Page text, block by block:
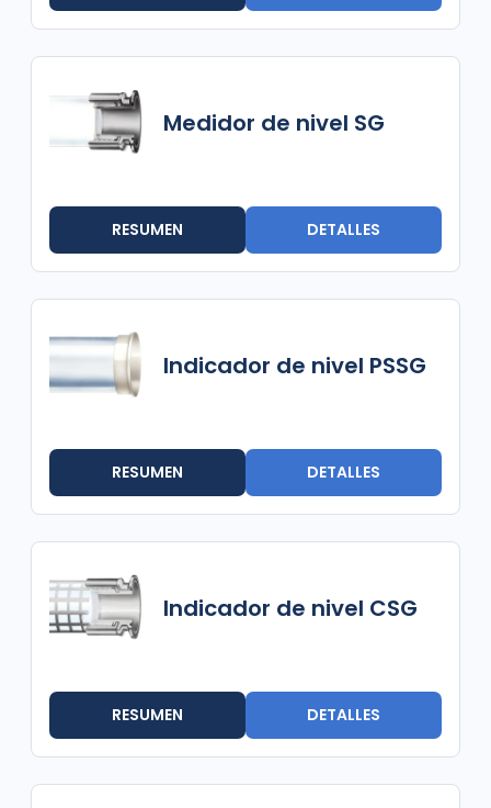
Medidor de nivel SG
RESUMEN DETALLES
Indicador de nivel PSSG
RESUMEN DETALLES
Indicador de nivel CSG
RESUMEN DETALLES